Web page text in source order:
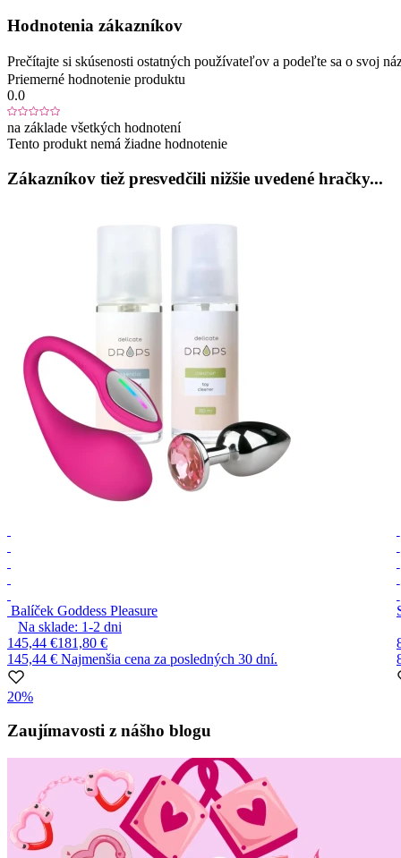
Hodnotenia zákazníkov
Prečítajte si skúsenosti ostatných používateľov a podeľte sa o svoj
Priemerné hodnotenie produktu
0.0
na základe všetkých hodnotení
Tento produkt nemá žiadne hodnotenie
Zákazníkov tiež presvedčili nižšie uvedené hračky...
Balíček Goddess Pleasure
Na sklade: 1-2 dni
145,44 €181,80 €
145,44 € Najmenšia cena za posledných 30 dní.
20%
1
10
Zaujímavosti z nášho blogu